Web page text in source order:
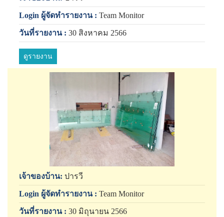
Login ผู้จัดทำรายงาน : Team Monitor
วันที่รายงาน : 30 สิงหาคม 2566
ดูรายงาน
เจ้าของบ้าน: ปารวี
Login ผู้จัดทำรายงาน : Team Monitor
วันที่รายงาน : 30 มิถุนายน 2566